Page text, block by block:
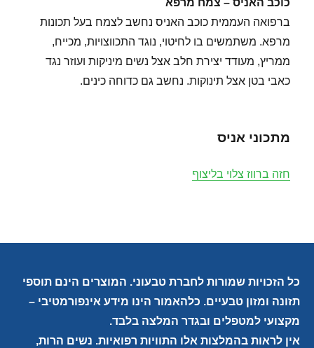
כוכב האניס – צמח מרפא
ברפואה העממית כוכב האניס נחשב לצמח בעל תכונות
מרפא. משתמשים בו לחיטוי, נוגד התכווצויות, מכייח,
ממריץ, מעודד יצירת חלב אצל נשים מיניקות ועוזר נגד
כאבי בטן אצל תינוקות. נחשב גם כדוחה כינים.
מתכוני אניס
חזה ברווז צלוי בליצוף
כל הזכויות שמורות לחברת טבעוני. המוצרים הינם תוספי
תזונה ומזון טבעיים. כלהאמור הינו מידע אינפורמטיבי –
מקצועי למטפלים ובגדר המלצה בלבד.
אין לראות בהמלצות אלו התוויות רפואיות. נשים הרות,